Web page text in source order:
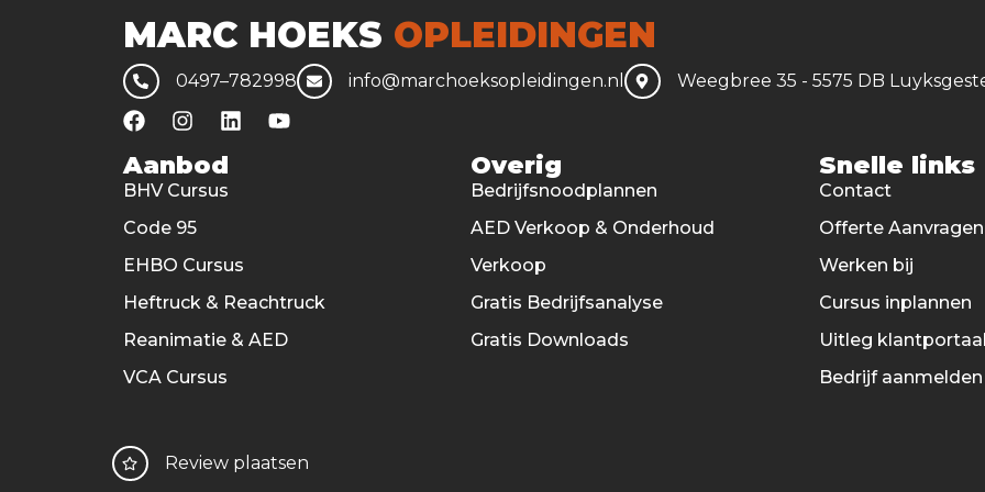
MARC HOEKS OPLEIDINGEN
0497–782998 info@marchoeksopleidingen.nl Weegbree 35 - 5575 DB
Aanbod
BHV Cursus
Code 95
EHBO Cursus
Heftruck & Reachtruck
Reanimatie & AED
VCA Cursus
Overig
Bedrijfsnoodplannen
AED Verkoop & Onderhoud
Verkoop
Gratis Bedrijfsanalyse
Gratis Downloads
Snelle links
Contact
Offerte Aanvragen
Werken bij
Cursus inplannen
Uitleg
Bedrijf aanmelden
Review plaatsen